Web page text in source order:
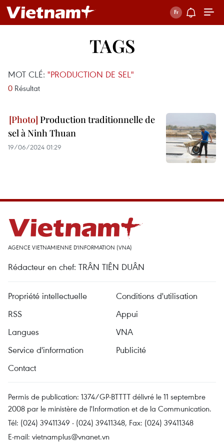
TAGS
MOT CLÉ: "PRODUCTION DE SEL"
0 Résultat
Production traditionnelle de
sel à Ninh Thuan
19/06/2024 01:29
AGENCE VIETNAMIENNE D'INFORMATION (VNA)
Rédacteur en chef: TRÂN TIÊN DUÂN
Propriété intellectuelle
Conditions d'utilisation
RSS
Appui
Langues
VNA
Service d'information
Publicité
Contact
Permis de publication: 1374/GP-BTTTT délivré le 11 septembre
2008 par le ministère de l'Information et de la Communication.
Tél: (024) 39411349 - (024) 39411348, Fax: (024) 39411348
E-mail: vietnamplus@vnanet.vn